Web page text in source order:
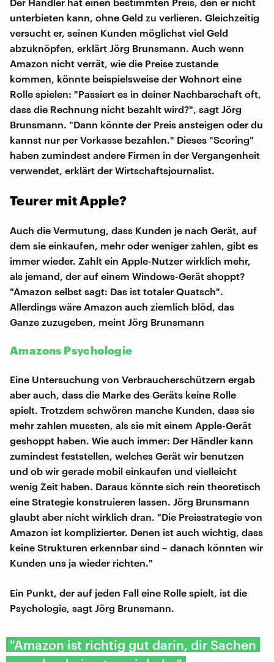
unterbieten kann, ohne Geld zu verlieren. Gleichzeitig
versucht er, seinen Kunden möglichst viel Geld
abzuknöpfen, erklärt Jörg Brunsmann. Auch wenn
Amazon nicht verrät, wie die Preise zustande
kommen, könnte beispielsweise der Wohnort eine
Rolle spielen: "Passiert es in deiner Nachbarschaft oft,
dass die Rechnung nicht bezahlt wird?", sagt Jörg
Brunsmann. "Dann könnte der Preis ansteigen oder du
kannst nur per Vorkasse bezahlen." Dieses "Scoring"
haben zumindest andere Firmen in der Vergangenheit
verwendet, erklärt der Wirtschaftsjournalist.
Teurer mit Apple?
Auch die Vermutung, dass Kunden je nach Gerät, auf
dem sie einkaufen, mehr oder weniger zahlen, gibt es
immer wieder. Zahlt ein Apple-Nutzer wirklich mehr,
als jemand, der auf einem Windows-Gerät shoppt?
"Amazon selbst sagt: Das ist totaler Quatsch".
Allerdings wäre Amazon auch ziemlich blöd, das
Ganze zuzugeben, meint Jörg Brunsmann
Amazons Psychologie
Eine Untersuchung von Verbraucherschützern ergab
aber auch, dass die Marke des Geräts keine Rolle
spielt. Trotzdem schwören manche Kunden, dass sie
mehr zahlen mussten, als sie mit einem Apple-Gerät
geshoppt haben. Wie auch immer: Der Händler kann
zumindest feststellen, welches Gerät wir benutzen
und ob wir gerade mobil einkaufen und vielleicht
wenig Zeit haben. Daraus könnte sich rein theoretisch
eine Strategie konstruieren lassen. Jörg Brunsmann
glaubt aber nicht wirklich dran. "Die Preisstrategie von
Amazon ist komplizierter. Denen ist auch wichtig, dass
keine Strukturen erkennbar sind – danach könnten wir
Kunden uns ja wieder richten."
Ein Punkt, der auf jeden Fall eine Rolle spielt, ist die
Psychologie, sagt Jörg Brunsmann.
"Amazon ist richtig gut darin, dir Sachen